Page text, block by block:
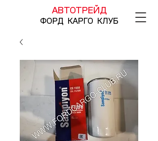
АВТОТРЕЙД
ФОРД КАРГО КЛУБ